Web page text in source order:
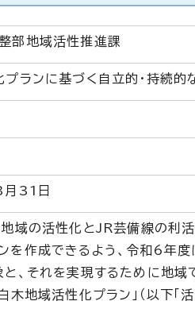
部地域活性推進課
プランに基づく自立的・持続的
月31日
地域の活性化とJR芸備線の利
を作成できるよう、令和6年度
、それを実現するために地域
木地域活性化プラン」（以下「